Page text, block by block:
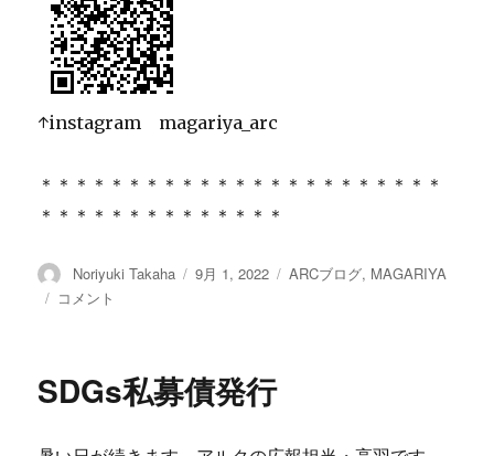
↑instagram magariya_arc
＊＊＊＊＊＊＊＊＊＊＊＊＊＊＊＊＊＊＊＊＊＊＊
＊＊＊＊＊＊＊＊＊＊＊＊＊＊
投
稿
Noriyuki Takaha
投
9月 1, 2022
カ
ARCブログ, MAGARIYA
シ
ッ
コメント
SDGs私募債発行